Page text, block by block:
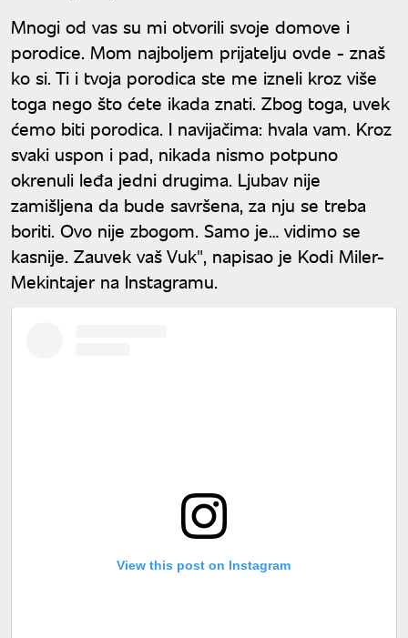
Mnogi od vas su mi otvorili svoje domove i
porodice. Mom najboljem prijatelju ovde - znaš
ko si. Ti i tvoja porodica ste me izneli kroz više
toga nego što ćete ikada znati. Zbog toga, uvek
ćemo biti porodica. I navijačima: hvala vam. Kroz
svaki uspon i pad, nikada nismo potpuno
okrenuli leđa jedni drugima. Ljubav nije
zamišljena da bude savršena, za nju se treba
boriti. Ovo nije zbogom. Samo je… vidimo se
kasnije. Zauvek vaš Vuk", napisao je Kodi Miler-
Mekintajer na Instagramu.
View this post on Instagram